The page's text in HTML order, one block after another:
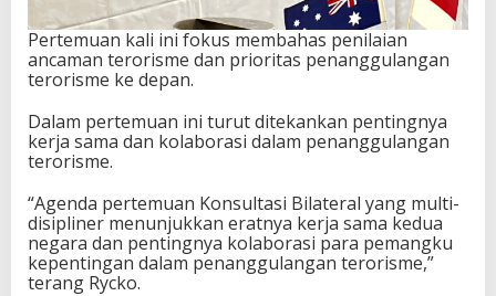
Pertemuan kali ini fokus membahas penilaian
ancaman terorisme dan prioritas penanggulangan
terorisme ke depan.
Dalam pertemuan ini turut ditekankan pentingnya
kerja sama dan kolaborasi dalam penanggulangan
terorisme.
“Agenda pertemuan Konsultasi Bilateral yang multi-
disipliner menunjukkan eratnya kerja sama kedua
negara dan pentingnya kolaborasi para pemangku
kepentingan dalam penanggulangan terorisme,”
terang Rycko.